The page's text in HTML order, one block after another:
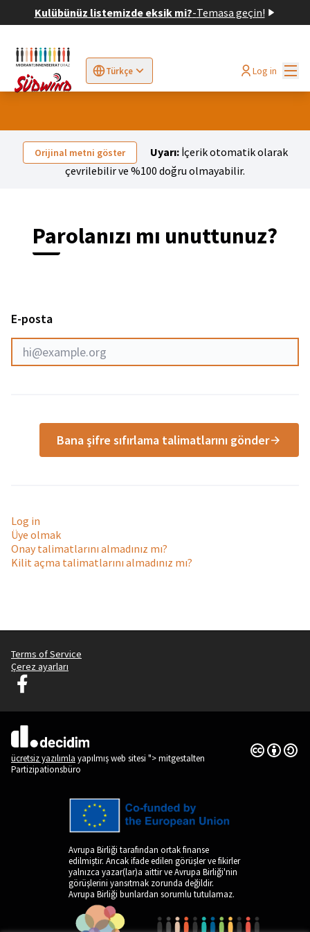
Kulübünüz listemizde eksik mi?-Temasa geçin!
Türkçe
Sprache wählen Elegir el idioma
Log in
Orijinal metni göster Uyarı:İçerik otomatik olarak
çevrilebilir ve %100 doğru olmayabilir.
Parolanızı mı unuttunuz?
E-posta
Bana şifre sıfırlama talimatlarını gönder
Log in
Üye olmak
Onay talimatlarını almadınız mı?
Kilit açma talimatlarını almadınız mı?
Terms of Service
Çerez ayarları
Graz Gemeinsam Gestalten Facebook'ta
(Dış bağlantı)
ücretsiz yazılımla yapılmış web sitesi "> mitgestalten
Partizipationsbüro
Creative
(Dış
Avrupa Birliği tarafından ortak finanse
edilmiştir. Ancak ifade edilen görüşler ve fikirler
yalnızca yazar(lar)a aittir ve Avrupa Birliği'nin
görüşlerini yansıtmak zorunda değildir.
Avrupa Birliği bunlardan sorumlu tutulamaz.